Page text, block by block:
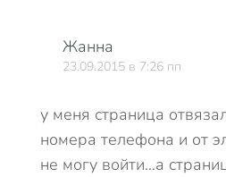
Жанна
23.09.2015 в 7:26 пп
у меня страница
номера телефона и от
не могу войти…а